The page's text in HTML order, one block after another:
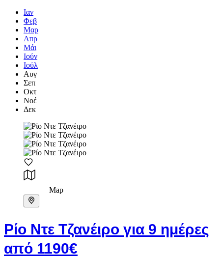
Ιαν
Φεβ
Μαρ
Απρ
Μάι
Ιούν
Ιούλ
Αυγ
Σεπ
Οκτ
Νοέ
Δεκ
Map
Ρίο Ντε Τζανέιρο για 9 ημέρες
από 1190€